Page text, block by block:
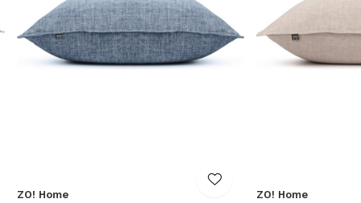
ZO! Home ZO! Home